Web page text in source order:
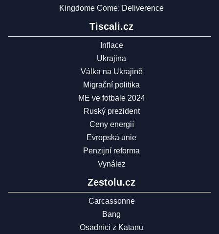
Kingdome Come: Deliverence
Tiscali.cz
Inflace
Ukrajina
Válka na Ukrajině
Migrační politika
ME ve fotbale 2024
Ruský prezident
Ceny energií
Evropská unie
Penzijní reforma
Vynález
Zestolu.cz
Carcassonne
Bang
Osadníci z Katanu